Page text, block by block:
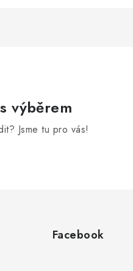
výběrem
Jsme tu pro vás!
Facebook